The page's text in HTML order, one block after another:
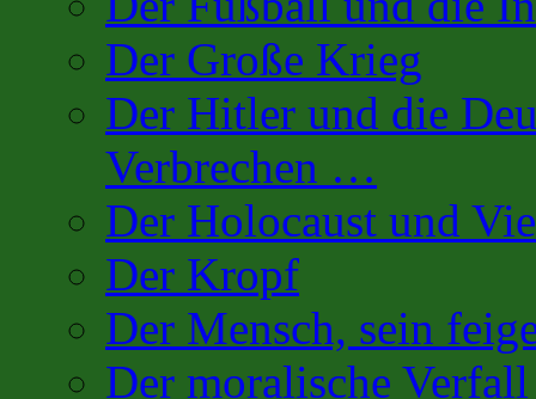
Der Große Krieg
Der Hitler und die
Verbrechen …
Der Holocaust und
Der Kropf
Der Mensch, sein
Der moralische